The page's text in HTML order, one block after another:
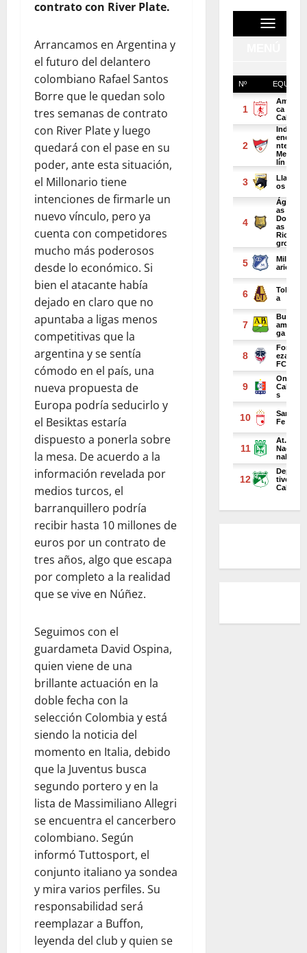
contrato con River Plate.
Arrancamos en Argentina y
el futuro del delantero
colombiano Rafael Santos
Borre que le quedan solo
tres semanas de contrato
con River Plate y luego
quedará con el pase en su
poder, ante esta situación,
el Millonario tiene
intenciones de firmarle un
nuevo vínculo, pero ya
cuenta con competidores
mucho más poderosos
desde lo económico. Si
bien el atacante había
dejado en claro que no
apuntaba a ligas menos
competitivas que la
argentina y se sentía
cómodo en el país, una
nueva propuesta de
Europa podría seducirlo y
el Besiktas estaría
dispuesto a ponerla sobre
la mesa. De acuerdo a la
información revelada por
medios turcos, el
barranquillero podría
recibir hasta 10 millones de
euros por un contrato de
tres años, algo que escapa
por completo a la realidad
que se vive en Núñez.
Seguimos con el
guardameta David Ospina,
quien viene de una
brillante actuación en la
doble fecha con la
selección Colombia y está
siendo la noticia del
momento en Italia, debido
que la Juventus busca
segundo portero y en la
lista de Massimiliano Allegri
se encuentra el cancerbero
colombiano. Según
informó Tuttosport, el
conjunto italiano ya sondea
y mira varios perfiles. Su
responsabilidad será
reemplazar a Buffon,
leyenda del club y quien se